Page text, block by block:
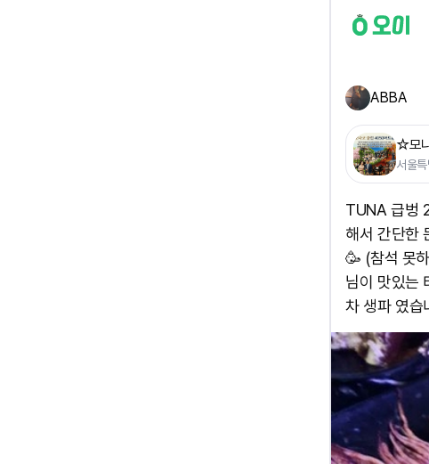
ABBA
☆모
서울
TUNA 급벙
해서 간단한
🥳 (참석 못
님이 맛있는
차 생파 였습